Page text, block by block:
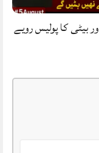
بیٹی کا پولیس رویے